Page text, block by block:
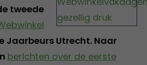
tweede
Jaarbeurs Utrecht. Naar
berichten over de eerste